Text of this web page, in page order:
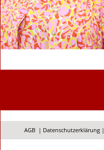
AGB | Datenschutzerklärung|